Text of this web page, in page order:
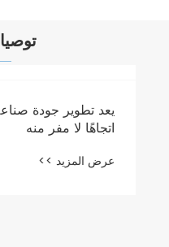
يعد تطوير جودة
اتجاهًا لا مفر منه
عرض المزيد >>